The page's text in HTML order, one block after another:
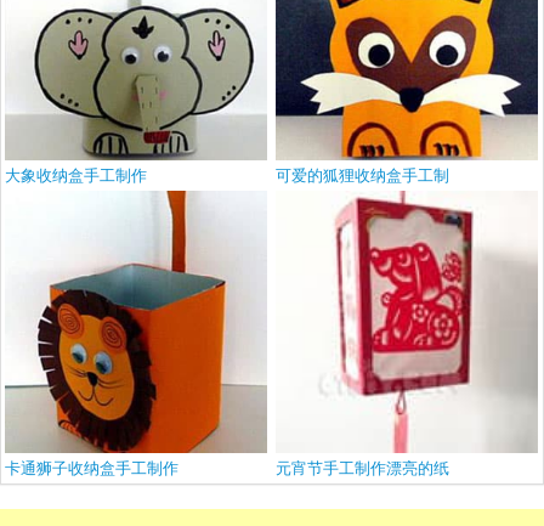
大象收纳盒手工制作 可爱的狐狸收纳盒手工制
卡通狮子收纳盒手工制作 元宵节手工制作漂亮的纸